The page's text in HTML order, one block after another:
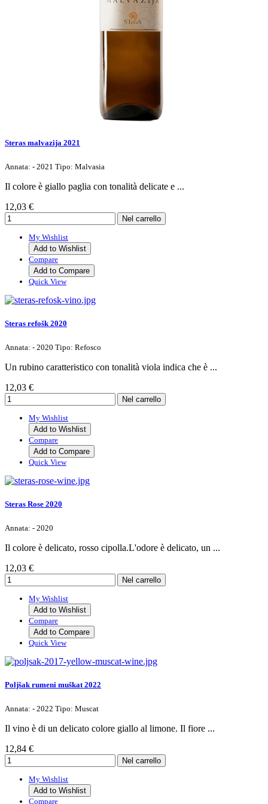
Steras malvazija 2021
Annata: - 2021 Tipo: Malvasia
Il colore è giallo paglia con tonalità delicate e ...
12,03 €
My Wishlist
Add to Wishlist
Compare
Add to Compare
Quick View
Steras refošk 2020
Annata: - 2020 Tipo: Refosco
Un rubino caratteristico con tonalità viola indica che è ...
12,03 €
My Wishlist
Add to Wishlist
Compare
Add to Compare
Quick View
Steras Rose 2020
Annata: - 2020
Il colore è delicato, rosso cipolla.L'odore è delicato, un ...
12,03 €
My Wishlist
Add to Wishlist
Compare
Add to Compare
Quick View
Poljšak rumeni muškat 2022
Annata: - 2022 Tipo: Muscat
Il vino è di un delicato colore giallo al limone. Il fiore ...
12,84 €
My Wishlist
Add to Wishlist
Compare